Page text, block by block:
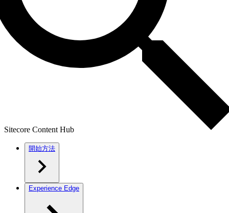
Sitecore Content Hub
開始方法
Experience Edge